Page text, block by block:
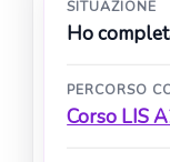
SITUAZIONE
Ho
PERCORSO
Corso LIS